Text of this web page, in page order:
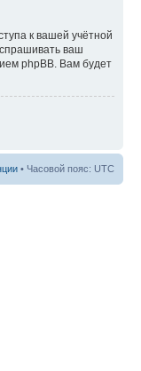
к вашей учётной
ваш
phpBB. Вам будет
• Часовой пояс: UTC